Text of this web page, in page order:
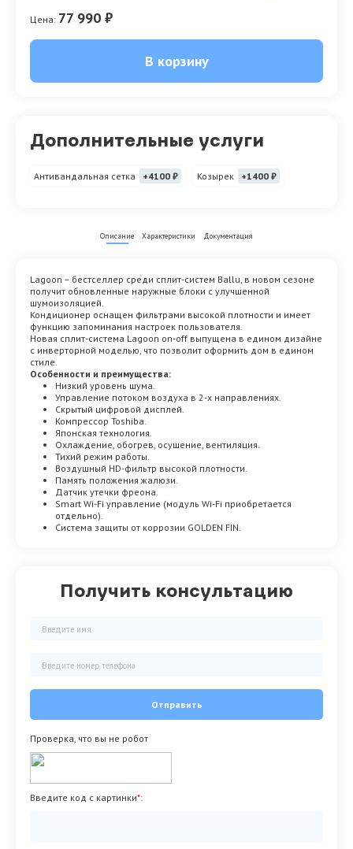
Цена: 77 990 ₽
В корзину
Дополнительные услуги
Антивандальная сетка +4100 ₽ Козырек +1400 ₽
Получить консультацию
Отправить
Проверка, что вы не робот
Введите код с картинки*:
Описание Характеристики Документация
Lagoon – бестселлер среди сплит-систем Ballu, в новом сезоне
получит обновленные наружные блоки с улучшенной
шумоизоляцией.
Кондиционер оснащен фильтрами высокой плотности и имеет
функцию запоминания настроек пользователя.
Новая сплит-система Lagoon on-off выпущена в едином дизайне
с инверторной моделью, что позволит оформить дом в едином
стиле.
Особенности и преимущества:
Низкий уровень шума.
Управление потоком воздуха в 2-х направлениях.
Скрытый цифровой дисплей.
Компрессор Toshiba.
Японская технология.
Охлаждение, обогрев, осушение, вентиляция.
Тихий режим работы.
Воздушный HD-фильтр высокой плотности.
Память положения жалюзи.
Датчик утечки фреона.
Smart Wi-Fi управление (модуль Wi-Fi приобретается
отдельно).
Система защиты от коррозии GOLDEN FIN.